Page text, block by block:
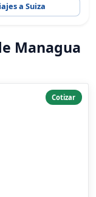
a Suiza
Managua
Cotizar